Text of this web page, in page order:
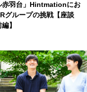
赤羽台」Hintmationにお
グループの挑戦【座談
】